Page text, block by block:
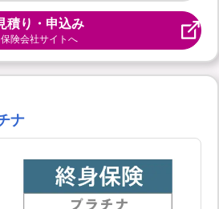
積り・申込み
保険会社サイトへ
ナ